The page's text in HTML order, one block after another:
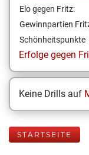
Elo gegen Fritz:
Gewinnpartien
Schönheitspunkte
Erfolge gegen
Keine Drills auf
STARTSEITE